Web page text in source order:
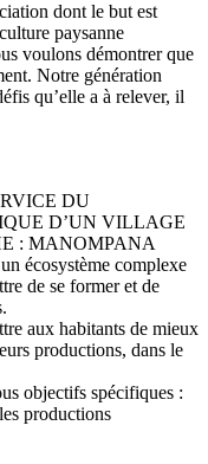
dont le but est
paysanne
voulons démontrer que
Notre génération
qu’elle a à relever, il
DU
D’UN VILLAGE
: MANOMPANA
écosystème complexe
de se former et de
aux habitants de mieux
productions, dans le
objectifs spécifiques :
productions